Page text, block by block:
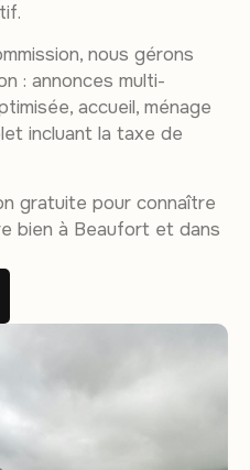
nous gérons
: annonces multi-
accueil, ménage
incluant la taxe de
gratuite pour connaître
bien à Beaufort et dans